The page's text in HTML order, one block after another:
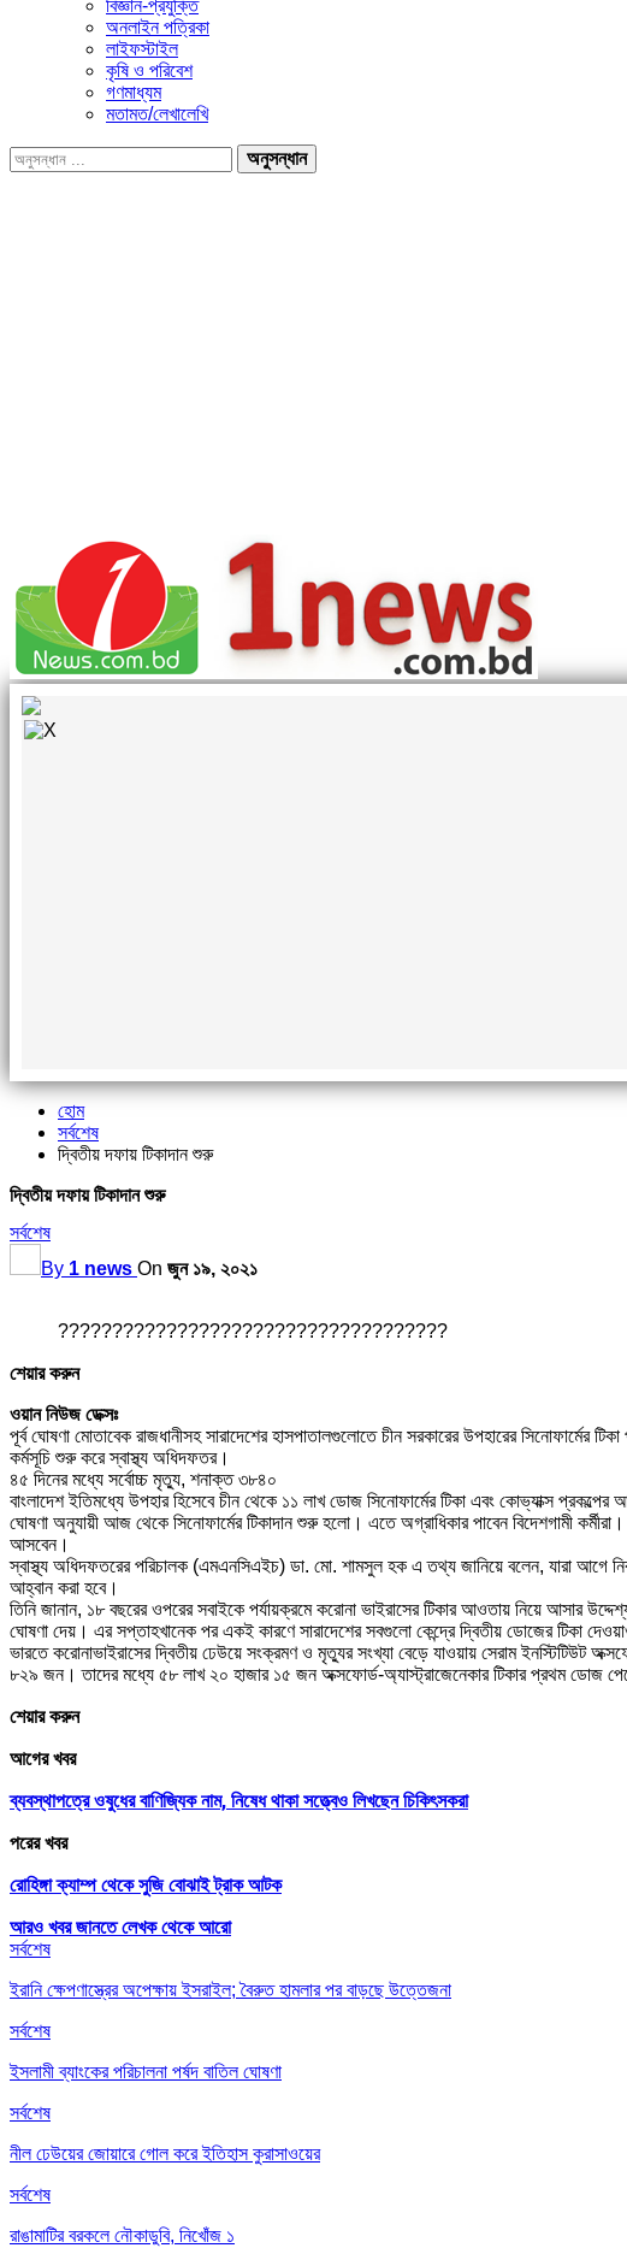
বিজ্ঞান-প্রযুক্তি
অনলাইন পত্রিকা
লাইফস্টাইল
কৃষি ও পরিবেশ
গণমাধ্যম
মতামত/লেখালেখি
হোম
সর্বশেষ
দ্বিতীয় দফায় টিকাদান শুরু
দ্বিতীয় দফায় টিকাদান শুরু
সর্বশেষ
By 1 news On জুন ১৯, ২০২১
????????????????????????????????????
শেয়ার করুন
ওয়ান নিউজ ডেক্সঃ
পূর্ব ঘোষণা মোতাবেক রাজধানীসহ সারাদেশের হাসপাতালগুলোতে চীন সরকারের উপহারের
কর্মসূচি শুরু করে স্বাস্থ্য অধিদফতর।
৪৫ দিনের মধ্যে সর্বোচ্চ মৃত্যু, শনাক্ত ৩৮৪০
বাংলাদেশ ইতিমধ্যে উপহার হিসেবে চীন থেকে ১১ লাখ ডোজ সিনোফার্মের টিকা এবং কোভ্যাক্স
ঘোষণা অনুযায়ী আজ থেকে সিনোফার্মের টিকাদান শুরু হলো। এতে অগ্রাধিকার পাবেন বিদেশগামী
আসবেন।
স্বাস্থ্য অধিদফতরের পরিচালক (এমএনসিএইচ) ডা. মো. শামসুল হক এ তথ্য জানিয়ে বলেন, যারা আগে
আহ্বান করা হবে।
তিনি জানান, ১৮ বছরের ওপরের সবাইকে পর্যায়ক্রমে করোনা ভাইরাসের টিকার আওতায় নিয়ে আসার
ঘোষণা দেয়। এর সপ্তাহখানেক পর একই কারণে সারাদেশের সবগুলো কেন্দ্রে দ্বিতীয় ডোজের টিকা
ভারতে করোনাভাইরাসের দ্বিতীয় ঢেউয়ে সংক্রমণ ও মৃত্যুর সংখ্যা বেড়ে যাওয়ায় সেরাম ইনস্টিটিউট
৮২৯ জন। তাদের মধ্যে ৫৮ লাখ ২০ হাজার ১৫ জন অক্সফোর্ড-অ্যাস্ট্রাজেনেকার টিকার প্রথম ডোজ
শেয়ার করুন
আগের খবর
ব্যবস্থাপত্রে ওষুধের বাণিজ্যিক নাম, নিষেধ থাকা সত্ত্বেও লিখছেন চিকিৎসকরা
পরের খবর
রোহিঙ্গা ক্যাম্প থেকে সুজি বোঝাই ট্রাক আটক
আরও খবর জানতে লেখক থেকে আরো
সর্বশেষ
ইরানি ক্ষেপণাস্ত্রের অপেক্ষায় ইসরাইল; বৈরুত হামলার পর বাড়ছে উত্তেজনা
সর্বশেষ
ইসলামী ব্যাংকের পরিচালনা পর্ষদ বাতিল ঘোষণা
সর্বশেষ
নীল ঢেউয়ের জোয়ারে গোল করে ইতিহাস কুরাসাওয়ের
সর্বশেষ
রাঙামাটির বরকলে নৌকাডুবি, নিখোঁজ ১